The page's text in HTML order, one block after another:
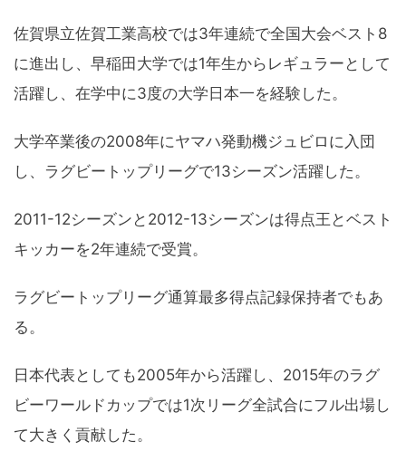
佐賀県立佐賀工業高校では3年連続で全国大会ベスト8
に進出し、早稲田大学では1年生からレギュラーとして
活躍し、在学中に3度の大学日本一を経験した。
大学卒業後の2008年にヤマハ発動機ジュビロに入団
し、ラグビートップリーグで13シーズン活躍した。
2011-12シーズンと2012-13シーズンは得点王とベスト
キッカーを2年連続で受賞。
ラグビートップリーグ通算最多得点記録保持者でもあ
る。
日本代表としても2005年から活躍し、2015年のラグ
ビーワールドカップでは1次リーグ全試合にフル出場し
て大きく貢献した。